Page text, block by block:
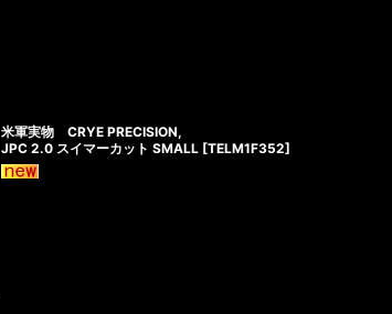
米軍実物 CRYE PRECISION,
JPC 2.0 スイマーカット SMALL [TELM1F352]